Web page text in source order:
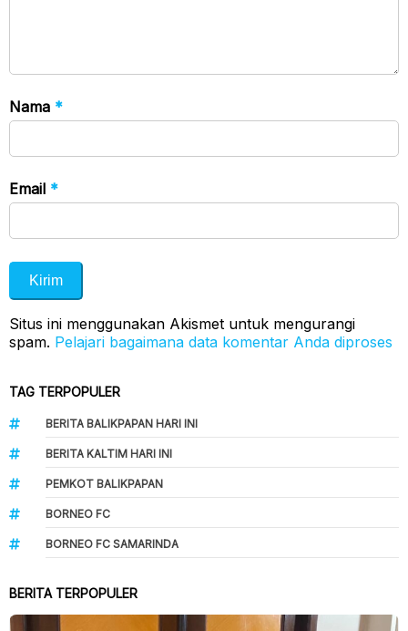
Nama *
Email *
Situs ini menggunakan Akismet untuk mengurangi
spam. Pelajari bagaimana data komentar Anda diproses
TAG TERPOPULER
BERITA BALIKPAPAN HARI INI
BERITA KALTIM HARI INI
PEMKOT BALIKPAPAN
BORNEO FC
BORNEO FC SAMARINDA
BERITA TERPOPULER